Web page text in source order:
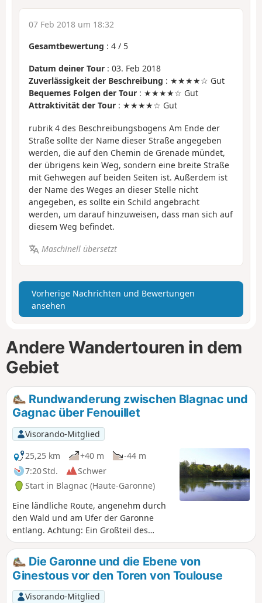
07 Feb 2018 um 18:32
Gesamtbewertung : 4 / 5
Datum deiner Tour : 03. Feb 2018
Zuverlässigkeit der Beschreibung : ★★★★☆ Gut
Bequemes Folgen der Tour : ★★★★☆ Gut
Attraktivität der Tour : ★★★★☆ Gut
rubrik 4 des Beschreibungsbogens Am Ende der
Straße sollte der Name dieser Straße angegeben
werden, die auf den Chemin de Grenade mündet,
der übrigens kein Weg, sondern eine breite Straße
mit Gehwegen auf beiden Seiten ist. Außerdem ist
der Name des Weges an dieser Stelle nicht
angegeben, es sollte ein Schild angebracht
werden, um darauf hinzuweisen, dass man sich auf
diesem Weg befindet.
Maschinell übersetzt
Vorherige Nachrichten und Bewertungen
ansehen
Andere Wandertouren in dem
Gebiet
Rundwanderung zwischen Blagnac und
Gagnac über Fenouillet
Visorando-Mitglied
25,25 km
+40 m
-44 m
7:20 Std.
Schwer
Start in Blagnac (Haute-Garonne)
Eine ländliche Route, angenehm durch
den Wald und am Ufer der Garonne
entlang. Achtung: Ein Großteil des
Weges im Wald wird gemeinsam mit
Läufern, Mountainbikern usw. genutzt!
Die Garonne und die Ebene von
Ginestous vor den Toren von Toulouse
Visorando-Mitglied